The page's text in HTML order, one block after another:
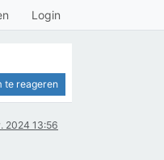
Login
te reageren
2024 13:56